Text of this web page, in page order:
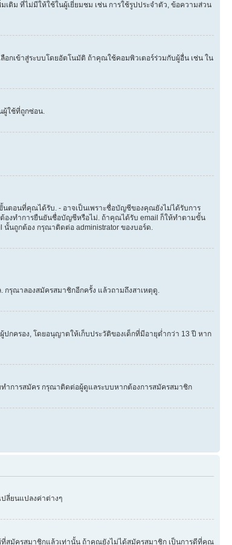
ม ที่ไม่มีให้ใช้ในผู้เยี่ยมชม เช่น การใช้รูปประจำตัว, ข้อความส่วน
กเข้าสู่ระบบโดยอัตโนมัติ ถ้าคุณใช้คอมพิวเตอร์ร่วมกับผู้อื่น เช่น ใน
ผู้ใช้ที่ถูกซ่อน.
ตอนที่คุณได้รับ. - อาจเป็นเพราะชื่อบัญชีของคุณยังไม่ได้รับการ
องทำการยืนยันชื่อบัญชีหรือไม่. ถ้าคุณได้รับ email ก็ให้ทำตามขั้น
นถูกต้อง กรุณาติดต่อ administrator ของบอร์ด.
กรุณาลองสมัครสมาชิกอีกครั้ง แล้วถามถึงสาเหตุดู.
ปกครอง, โดยอนุญาตให้เก็บประวัติของเด็กที่มีอายุต่ำกว่า 13 ปี หาก
ทำการสมัคร กรุณาติดต่อผู้ดูแลระบบหากต้องการสมัครสมาชิก
ลี่ยนแปลงค่าต่างๆ
สมัครสมาชิกแล้วเท่านั้น ถ้าคุณยังไม่ได้สมัครสมาชิก เป็นการดีที่คุณ